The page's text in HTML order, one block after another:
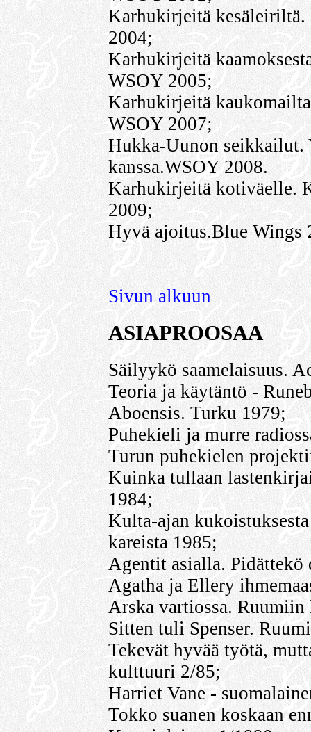
Karhukirjeitä kesäleiriltä.
2004;
Karhukirjeitä
WSOY 2005;
Karhukirjeitä
WSOY 2007;
Hukka-Uunon seikkailut.
kanssa.WSOY 2008.
Karhukirjeitä kotiväelle.
2009;
Hyvä ajoitus.Blue Wings
Sivun alkuun
ASIAPROOSAA
Säilyykö saamelaisuus.
Teoria ja käytäntö -
Aboensis. Turku 1979;
Puhekieli ja murre
Turun puhekielen
Kuinka tullaan
1984;
Kulta-ajan
kareista 1985;
Agentit asialla. Pidättekö
Agatha ja Ellery
Arska vartiossa.
Sitten tuli Spenser.
Tekevät hyvää työtä,
kulttuuri 2/85;
Harriet Vane -
Tokko suanen koskaan